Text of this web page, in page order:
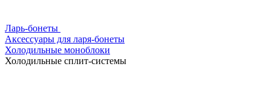
Ларь-бонеты
Аксессуары для ларя-бонеты
Холодильные моноблоки
Холодильные сплит-системы